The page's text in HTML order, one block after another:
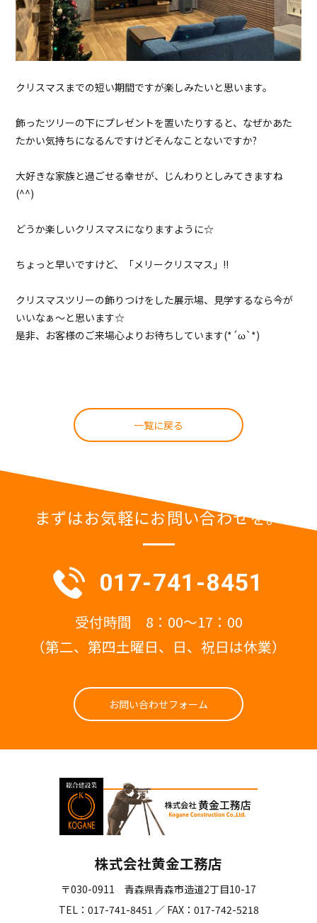
クリスマスまでの短い期間ですが楽しみたいと思います。
飾ったツリーの下にプレゼントを置いたりすると、なぜかあた
たかい気持ちになるんですけどそんなことないですか?
大好きな家族と過ごせる幸せが、じんわりとしみてきますね
(^^)
どうか楽しいクリスマスになりますように☆
ちょっと早いですけど、「メリークリスマス」!!
クリスマスツリーの飾りつけをした展示場、見学するなら今が
いいなぁ～と思います☆
是非、お客様のご来場心よりお待ちしています(*´ω`*)
一覧に戻る
まずはお気軽にお問い合わせを。
017-741-8451
受付時間 8：00～17：00
（第二、第四土曜日、日、祝日は休業）
お問い合わせフォーム
株式会社黄金工務店
〒030-0911 青森県青森市造道2丁目10-17
TEL：017-741-8451 ／ FAX：017-742-5218